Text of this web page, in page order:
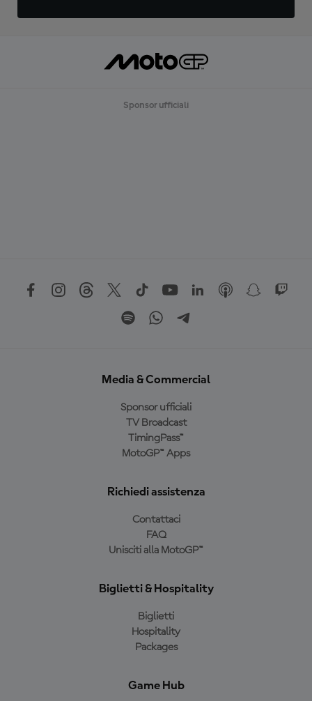
Sponsor ufficiali
Media & Commercial
Sponsor ufficiali
TV Broadcast
TimingPass™
MotoGP™ Apps
Richiedi assistenza
Contattaci
FAQ
Unisciti alla MotoGP™
Biglietti & Hospitality
Biglietti
Hospitality
Packages
Game Hub